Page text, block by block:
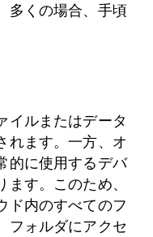
多くの場合、手頃
イルまたはデータ
れます。一方、オ
的に使用するデバ
す。このため、
ド内のすべてのフ
フォルダにアクセ